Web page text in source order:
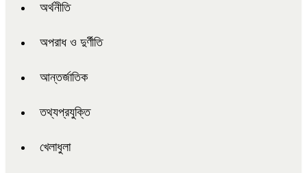
অর্থনীতি
অপরাধ ও দুর্ণীতি
আন্তর্জাতিক
তথ্যপ্রযুক্তি
খেলাধুলা